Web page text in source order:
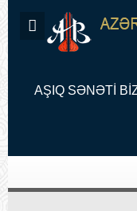
AŞIQ SƏNƏTİ